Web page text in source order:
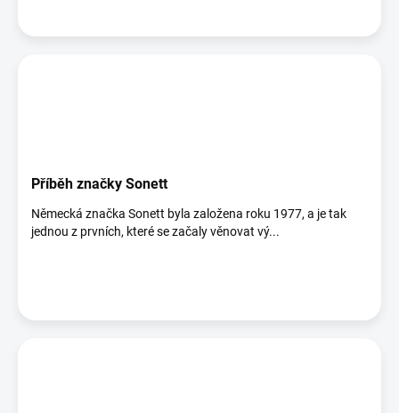
Příběh značky Sonett
Německá značka Sonett byla založena roku 1977, a je tak
jednou z prvních, které se začaly věnovat vý...